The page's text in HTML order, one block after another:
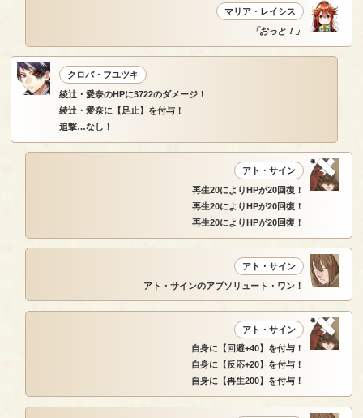
マリア・レイシス
「おっと！」
クロバ・フユツキ
綾辻・愛奈のHPに3722のダメージ！
綾辻・愛奈に【足止】を付与！
追撃…なし！
アト・サイン
再生20によりHPが20回復！
再生20によりHPが20回復！
再生20によりHPが20回復！
アト・サイン
アト・サインのアブソリュート・ワン！
アト・サイン
自身に【回避+40】を付与！
自身に【反応+20】を付与！
自身に【再生200】を付与！